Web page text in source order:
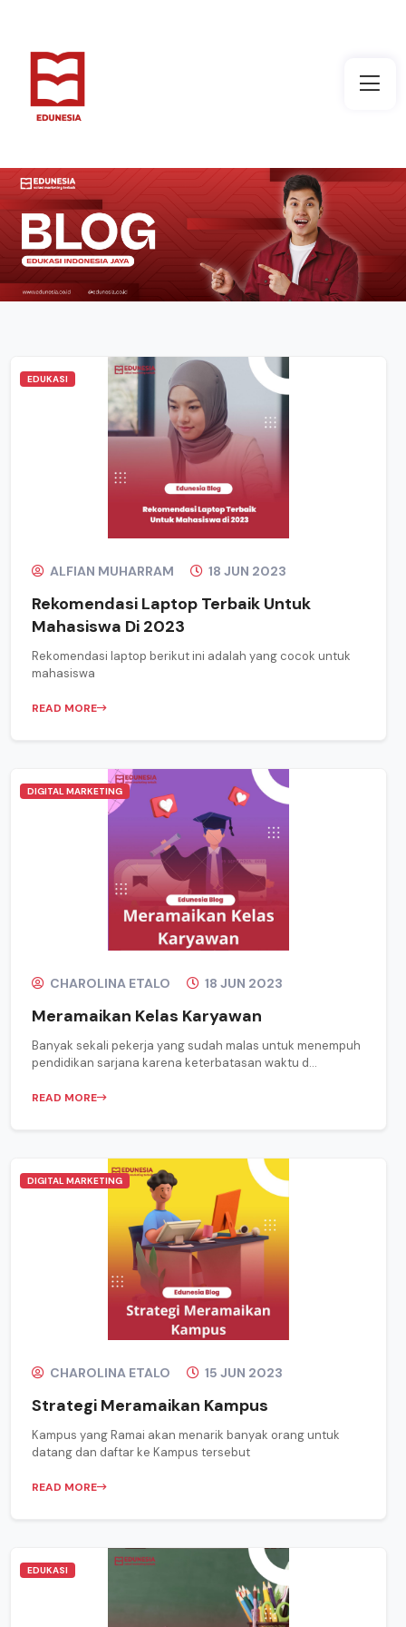
EDUKASI
ALFIAN MUHARRAM 18 JUN 2023
Rekomendasi Laptop Terbaik Untuk
Mahasiswa Di 2023
Rekomendasi laptop berikut ini adalah yang cocok untuk
mahasiswa
READ MORE
DIGITAL MARKETING
CHAROLINA ETALO 18 JUN 2023
Meramaikan Kelas Karyawan
Banyak sekali pekerja yang sudah malas untuk menempuh
pendidikan sarjana karena keterbatasan waktu d...
READ MORE
DIGITAL MARKETING
CHAROLINA ETALO 15 JUN 2023
Strategi Meramaikan Kampus
Kampus yang Ramai akan menarik banyak orang untuk
datang dan daftar ke Kampus tersebut
READ MORE
EDUKASI